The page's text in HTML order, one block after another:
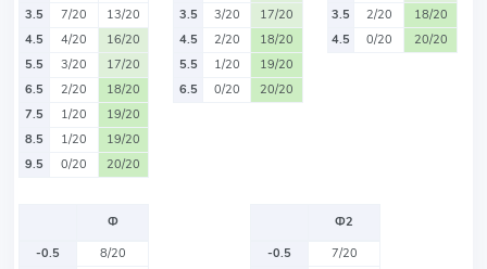
3.5
7/20
13/20
4.5
4/20
16/20
5.5
3/20
17/20
6.5
2/20
18/20
7.5
1/20
19/20
8.5
1/20
19/20
9.5
0/20 20/20
3.5
3/20
17/20
4.5
2/20
18/20
5.5
1/20
19/20
6.5
0/20 20/20
3.5
2/20
18/20
4.5
0/20 20/20
Ф
-0.5
8/20
Ф2
-0.5
7/20